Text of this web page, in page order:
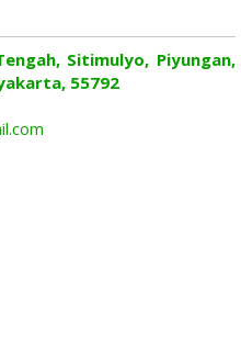
Sitimulyo, Piyungan,
55792